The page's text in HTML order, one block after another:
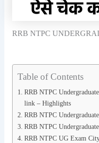
RRB NTPC
Table of Contents
RRB NTPC
link – Highlights
RRB NTPC
RRB NTPC
RRB NTPC UG Exam